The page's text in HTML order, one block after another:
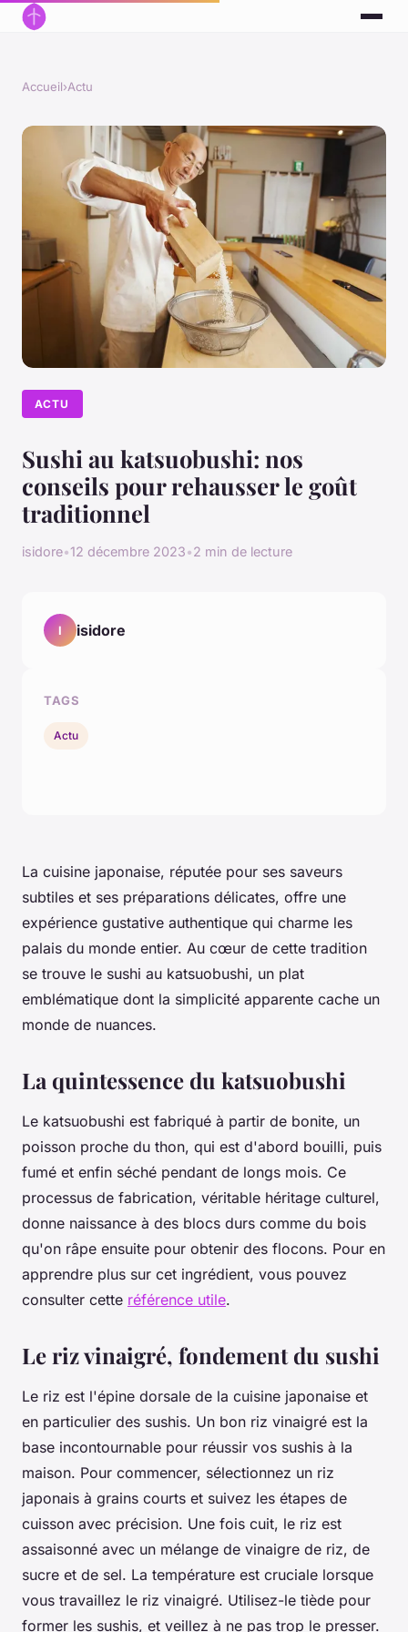
Accueil›Actu
ACTU
Sushi au katsuobushi: nos
conseils pour rehausser le goût
traditionnel
isidore•12 décembre 2023•2 min de lecture
La cuisine japonaise, réputée pour ses saveurs
subtiles et ses préparations délicates, offre une
expérience gustative authentique qui charme les
palais du monde entier. Au cœur de cette tradition
se trouve le sushi au katsuobushi, un plat
emblématique dont la simplicité apparente cache un
monde de nuances.
La quintessence du katsuobushi
Le katsuobushi est fabriqué à partir de bonite, un
poisson proche du thon, qui est d'abord bouilli, puis
fumé et enfin séché pendant de longs mois. Ce
processus de fabrication, véritable héritage culturel,
donne naissance à des blocs durs comme du bois
qu'on râpe ensuite pour obtenir des flocons. Pour en
apprendre plus sur cet ingrédient, vous pouvez
consulter cette référence utile.
Le riz vinaigré, fondement du sushi
Le riz est l'épine dorsale de la cuisine japonaise et
en particulier des sushis. Un bon riz vinaigré est la
base incontournable pour réussir vos sushis à la
maison. Pour commencer, sélectionnez un riz
japonais à grains courts et suivez les étapes de
cuisson avec précision. Une fois cuit, le riz est
assaisonné avec un mélange de vinaigre de riz, de
sucre et de sel. La température est cruciale lorsque
vous travaillez le riz vinaigré. Utilisez-le tiède pour
former les sushis, et veillez à ne pas trop le presser.
I isidore
TAGS
Actu